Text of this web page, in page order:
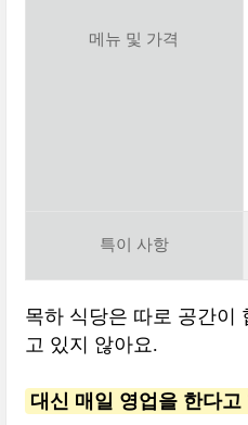
메뉴 및 가격
특이 사항
목하 식당은 따로 공간이
고 있지 않아요.
대신 매일 영업을 한다고